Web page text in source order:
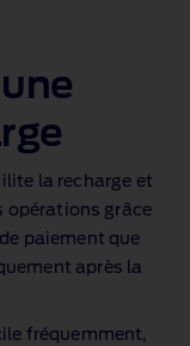
la recharge et
opérations grâce
paiement que
après la
fréquemment,